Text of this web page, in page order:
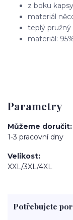
z boku kapsy
materiál
teplý
materiál:
Parametry
Můžeme doručit
1-3 pracovní dny
Velikost
XXL/3XL/4XL
Potřebujete